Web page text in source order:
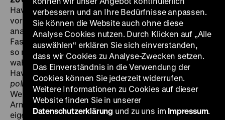
Havetta war der Jean Vigo der CSSR: der weit, zu weit
vor seiner Zeit verstorbene, eigenwillig-visionär-
anarchische Erneuerer. Und wie für viele hier mit
Fassbinders Tod auch der Junge Deutsche Film starb,
so markiert für nicht wenige Havettas Verscheiden das
wahre Ende der Nová vlna. Ironischerweise erzählt
Havetta in seinem zweiten und letzten LangfilmLalie
polné
von der Zeit nach dem Zusammenbruch einer
Welt. Der Große Krieg ist vorbei, die Überlebenden aller
Armeen kehren Heim in ihre Dörfer und Städte. Warum
eigentlich? Was erwartet sie außer der Ödnis des
verbessern und an Ihre Bedürfnisse anpassen.
Sie können die Website auch ohne diese
Analyse Cookies nutzen. Durch Klicken auf „Alle
auswählen“ erklären Sie sich einverstanden,
dass wir Cookies zu Analyse-Zwecken setzen.
Das Einverständnis in die Verwendung der
Cookies können Sie jederzeit widerrufen.
Weitere Informationen zu Cookies auf dieser
Website finden Sie in unserer
Datenschutzerklärung und zu uns im Impressum.